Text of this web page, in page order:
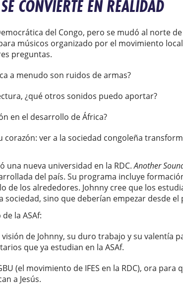
CONVIERTE EN REALIDAD
del Congo, pero se mudó al norte
músicos organizado por el movimiento
preguntas.
a menudo son ruidos de armas?
¿qué otros sonidos puedo aportar?
en el desarrollo de África?
corazón: ver a la sociedad congoleña
una nueva universidad en la RDC.Another
del país. Su programa incluye
de los alrededores. Johnny cree que los
sino que deberían empezar desde el
la ASAf:
de Johnny, su duro trabajo y su valentía
que ya estudian en la ASAf.
(el movimiento de IFES en la RDC), ora
a Jesús.